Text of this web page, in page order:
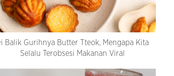
Balik Gurihnya Butter Tteok, Mengapa Kita
Selalu Terobsesi Makanan Viral